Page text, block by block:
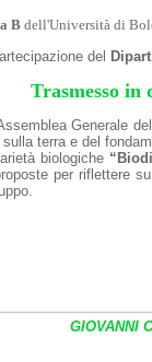
B dell'Università di
del
Trasmesso
Generale
terra e del
biologiche
per riflettere
GIOVANNI